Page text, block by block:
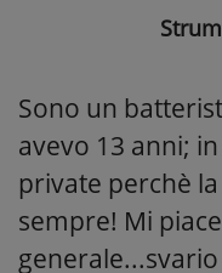
Sono un
avevo 13 anni;
private perchè
sempre! Mi
generale...svario